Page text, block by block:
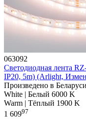
063092
Светодиодная лента
IP20, 5m) (Arlight,
Произведено в Беларуси
White | Белый 6000 K
Warm | Тёплый 1900 K
1 60997